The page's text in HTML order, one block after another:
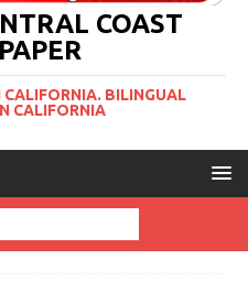
COAST
CALIFORNIA. BILINGUAL
CALIFORNIA